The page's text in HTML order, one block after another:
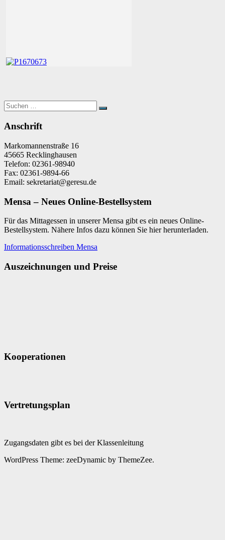
Suchen
nach:
Suchen
Anschrift
Markomannenstraße 16
45665 Recklinghausen
Telefon: 02361-98940
Fax: 02361-9894-66
Email: sekretariat@geresu.de
Mensa – Neues Online-Bestellsystem
Für das Mittagessen in unserer Mensa gibt es ein neues Online-
Bestellsystem. Nähere Infos dazu können Sie hier herunterladen.
Informationsschreiben Mensa
Auszeichnungen und Preise
Kooperationen
Vertretungsplan
Zugangsdaten gibt es bei der Klassenleitung
WordPress Theme: zeeDynamic by ThemeZee.